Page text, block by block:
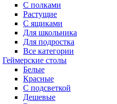
С полками
Растущие
С ящиками
Для школьника
Для подростка
Все категории
Геймерские столы
Белые
Красные
С подсветкой
Дешевые